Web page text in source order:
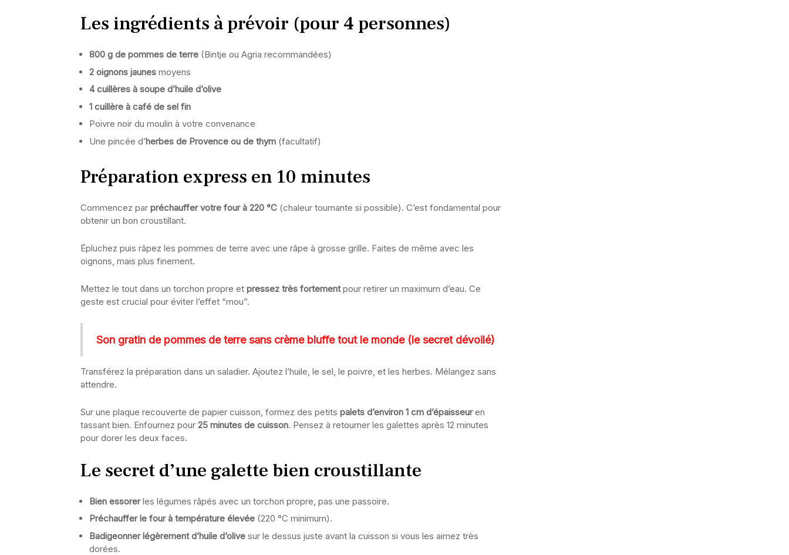
Les ingrédients à prévoir (pour 4 personnes)
800 g de pommes de terre (Bintje ou Agria recommandées)
2 oignons jaunes moyens
4 cuillères à soupe d’huile d’olive
1 cuillère à café de sel fin
Poivre noir du moulin à votre convenance
Une pincée d’herbes de Provence ou de thym (facultatif)
Préparation express en 10 minutes
Commencez par préchauffer votre four à 220 °C (chaleur tournante si possible). C’est fondamental pour
obtenir un bon croustillant.
Épluchez puis râpez les pommes de terre avec une râpe à grosse grille. Faites de même avec les
oignons, mais plus finement.
Mettez le tout dans un torchon propre et pressez très fortementpour retirer un maximum d’eau. Ce
geste est crucial pour éviter l’effet “mou”.
Son gratin de pommes de terre sans crème bluffe tout le monde (le secret dévoilé)
Transférez la préparation dans un saladier. Ajoutez l’huile, le sel, le poivre, et les herbes. Mélangez sans
attendre.
Sur une plaque recouverte de papier cuisson, formez des petits palets d’environ 1 cm d’épaisseuren
tassant bien. Enfournez pour 25 minutes de cuisson. Pensez à retourner les galettes après 12 minutes
pour dorer les deux faces.
Le secret d’une galette bien croustillante
Bien essorerles légumes râpés avec un torchon propre, pas une passoire.
Préchauffer le four à température élevée (220 °C minimum).
Badigeonner légèrement d’huile d’olive sur le dessus juste avant la cuisson si vous les aimez très
dorées.